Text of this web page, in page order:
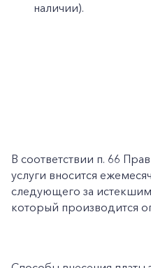
наличии).
В соответствии п. 66
услуги вносится
следующего за
который производится